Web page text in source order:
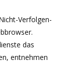
Verfolgen-
das
entnehmen